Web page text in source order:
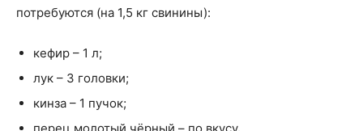
потребуются (на 1,5 кг свинины):
кефир – 1 л;
лук – 3 головки;
кинза – 1 пучок;